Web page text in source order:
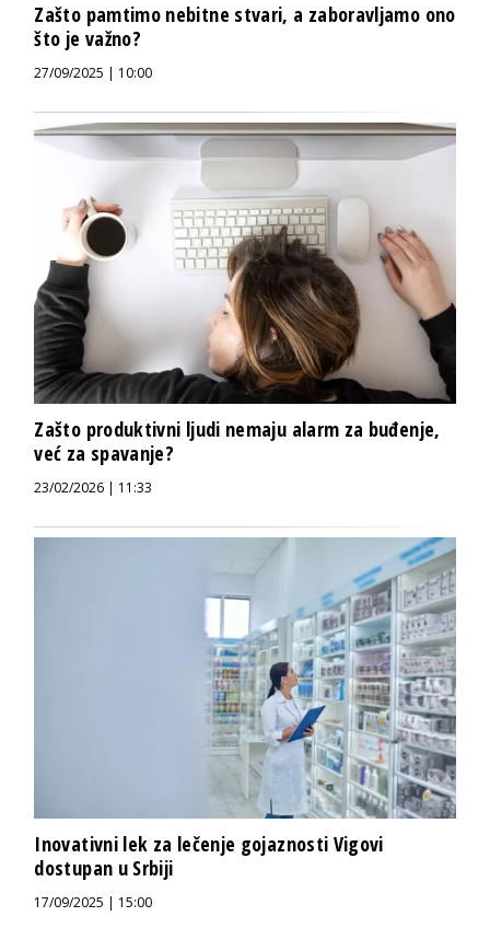
Zašto pamtimo nebitne stvari, a zaboravljamo ono
što je važno?
27/09/2025 | 10:00
Zašto produktivni ljudi nemaju alarm za buđenje,
već za spavanje?
23/02/2026 | 11:33
Inovativni lek za lečenje gojaznosti Vigovi
dostupan u Srbiji
17/09/2025 | 15:00